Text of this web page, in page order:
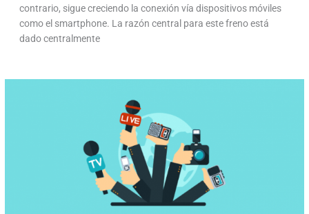
contrario, sigue creciendo la conexión vía dispositivos móviles
como el smartphone. La razón central para este freno está
dado centralmente